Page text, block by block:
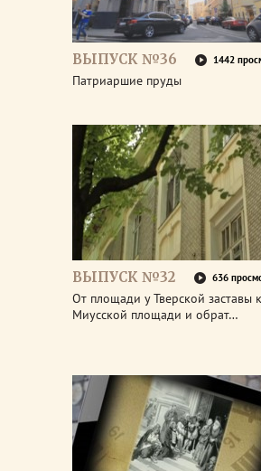
ВЫПУСК №36 1442
Патриаршие пруды
ВЫПУСК №32 636
От площади у Тверской заставы к
Миусской площади и обрат…